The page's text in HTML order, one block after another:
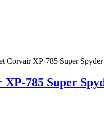
Corvair XP-785 Super
785 Super